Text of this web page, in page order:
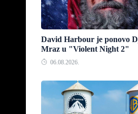
David Harbour je ponovo
Mraz u "Violent Night 2"
06.08.2026.